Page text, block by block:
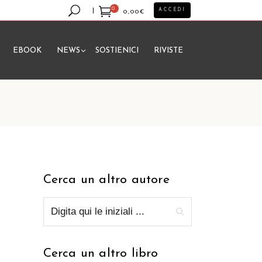
0
0,00€
prodotto nel carrello.
ACCEDI
EBOOK NEWS SOSTIENICI RIVISTE
Cerca un altro autore
Cerca un altro libro